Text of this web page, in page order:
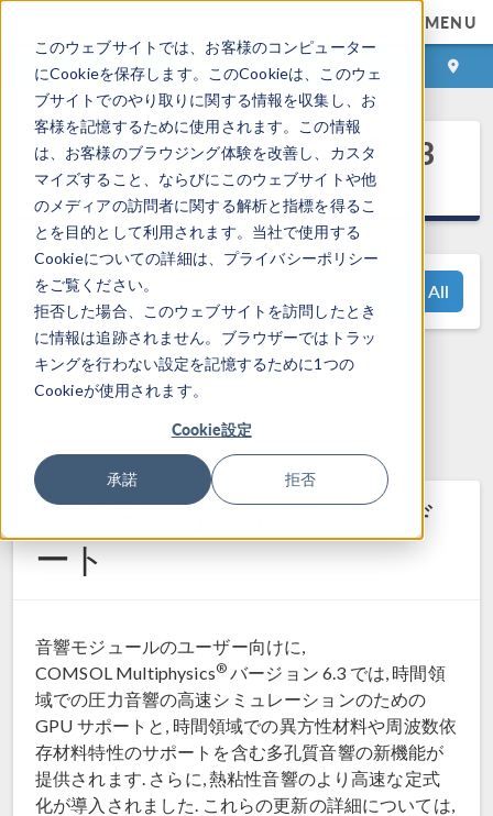
このウェブサイトでは、お客様のコンピューター
にCookieを保存します。このCookieは、このウェ
ブサイトでのやり取りに関する情報を収集し、お
客様を記憶するために使用されます。この情報
は、お客様のブラウジング体験を改善し、カスタ
マイズすること、ならびにこのウェブサイトや他
のメディアの訪問者に関する解析と指標を得るこ
とを目的として利用されます。当社で使用する
Cookieについての詳細は、プライバシーポリシー
をご覧ください。
拒否した場合、このウェブサイトを訪問したとき
に情報は追跡されません。ブラウザーではトラッ
キングを行わない設定を記憶するために1つの
Cookieが使用されます。
Cookie設定
承諾 拒否
MENU
ログイン お問い合わせ
COMSOL Multiphysics® 6.3
リリースハイライト
View All
ご質問はこちらまで:
support@comsol.com
音響モジュールアップデ
ート
音響モジュールのユーザー向けに,
COMSOL Multiphysics® バージョン 6.3 では, 時間領
域での圧力音響の高速シミュレーションのための
GPU サポートと, 時間領域での異方性材料や周波数依
存材料特性のサポートを含む多孔質音響の新機能が
提供されます. さらに, 熱粘性音響のより高速な定式
化が導入されました. これらの更新の詳細については,